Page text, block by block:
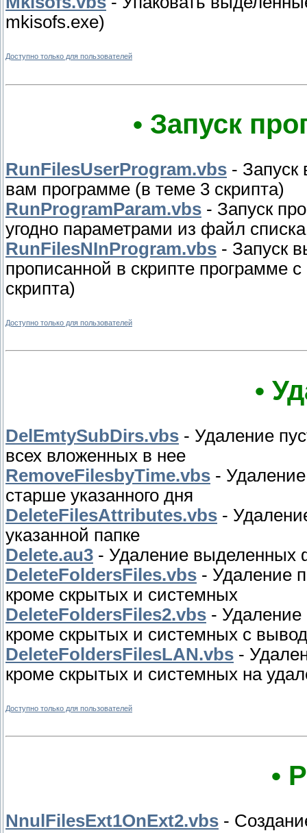
mkisofs.exe)
Доступно только для пользователей
• Запуск
RunFilesUserProgram.vbs -
вам программе (в теме 3 скрипта)
RunProgramParam.vbs - Запуск
угодно параметрами из файл
RunFilesNInProgram.vbs - Запуск
прописанной в скрипте программе
скрипта)
Доступно только для пользователей
•
DelEmtySubDirs.vbs - Удаление
всех вложенных в нее
RemoveFilesbyTime.vbs -
старше указанного дня
DeleteFilesAttributes.vbs -
указанной папке
Delete.au3 - Удаление выделенных
DeleteFoldersFiles.vbs - Удаление
кроме скрытых и системных
DeleteFoldersFiles2.vbs - Удаление
кроме скрытых и системных с
DeleteFoldersFilesLAN.vbs -
кроме скрытых и системных на
Доступно только для пользователей
•
NnulFilesExt1OnExt2.vbs -